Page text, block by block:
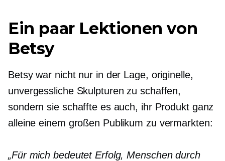
Ein paar Lektionen von
Betsy
Betsy war nicht nur in der Lage, originelle,
unvergessliche Skulpturen zu schaffen,
sondern sie schaffte es auch, ihr Produkt ganz
alleine einem großen Publikum zu vermarkten:
„Für mich bedeutet Erfolg, Menschen durch